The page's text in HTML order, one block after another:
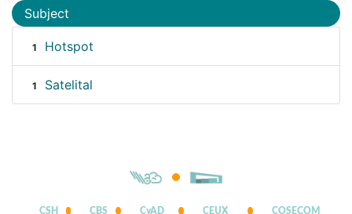
Subject
1 Hotspot
1 Satelital
CSH CBS CyAD CEUX COSECOM